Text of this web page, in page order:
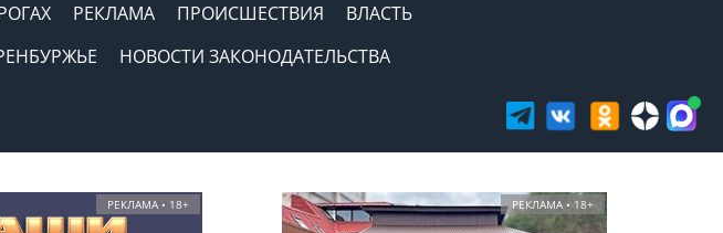
РЕКЛАМА ПРОИСШЕСТВИЯ
ВЛАСТЬ
НОВОСТИ ЗАКОНОДАТЕЛЬСТВА
РЕКЛАМА • 18+ РЕКЛАМА • 18+